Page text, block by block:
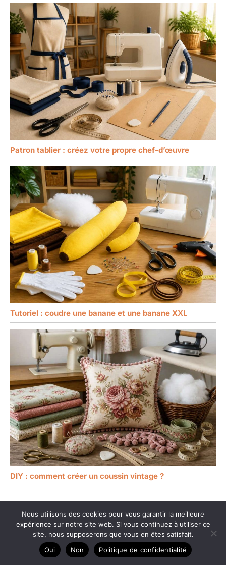
Patron tablier : créez votre propre chef-d’œuvre
Tutoriel : coudre une banane et une banane XXL
DIY : comment créer un coussin vintage ?
Nous utilisons des cookies pour vous garantir la meilleure
expérience sur notre site web. Si vous continuez à utiliser ce
site, nous supposerons que vous en êtes satisfait.
Oui
Non Politique de confidentialité